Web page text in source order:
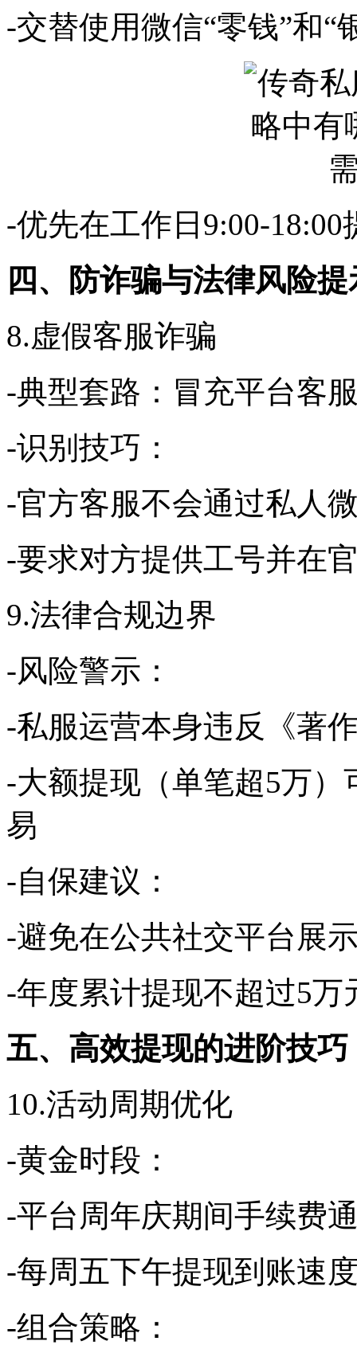
-交替使用微信“零钱”和“
-优先在工作日9:00-18:00
四、防诈骗与法律风险提
8.虚假客服诈骗
-典型套路：冒充平台客
-识别技巧：
-官方客服不会通过私人
-要求对方提供工号并在
9.法律合规边界
-风险警示：
-私服运营本身违反《著
-大额提现（单笔超5万
易
-自保建议：
-避免在公共社交平台展
-年度累计提现不超过5万
五、高效提现的进阶技巧
10.活动周期优化
-黄金时段：
-平台周年庆期间手续费
-每周五下午提现到账速
-组合策略：